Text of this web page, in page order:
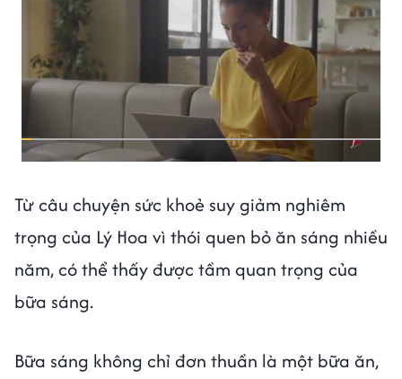
Từ câu chuyện sức khoẻ suy giảm nghiêm
trọng của Lý Hoa vì thói quen bỏ ăn sáng nhiều
năm, có thể thấy được tầm quan trọng của
bữa sáng.
Bữa sáng không chỉ đơn thuần là một bữa ăn,